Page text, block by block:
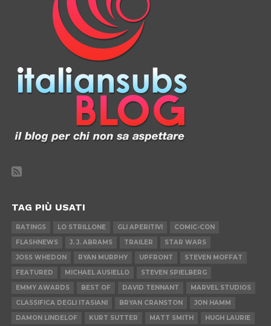
TAG PIÙ USATI
RATINGS LO STRILLONE GLI APERITIVI
COMIC-CON
FLASHNEWS
J. J. ABRAMS TRAILER
STAR WARS
JOSS WHEDON
RYAN MURPHY UPFRONT
STEVEN MOFFAT
FEATURED
MICHAEL AUSIELLO
STEVEN SPIELBERG
EMMY AWARDS
BEST OF DAVID TENNANT
MARVEL STUDIOS
CLASSIFICA DEGLI ITASIANI
BRYAN CRANSTON
JON HAMM
DAMON LINDELOF
KURT SUTTER MATT SMITH HUGH LAURIE